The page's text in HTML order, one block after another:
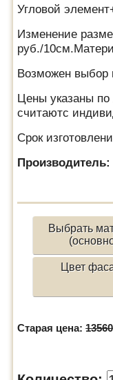
Угловой
Изменение
руб./
Возможен выбор
Цены указаны по
считаютс
Срок
Производитель:
Выбрать
Цвет
Старая цена: